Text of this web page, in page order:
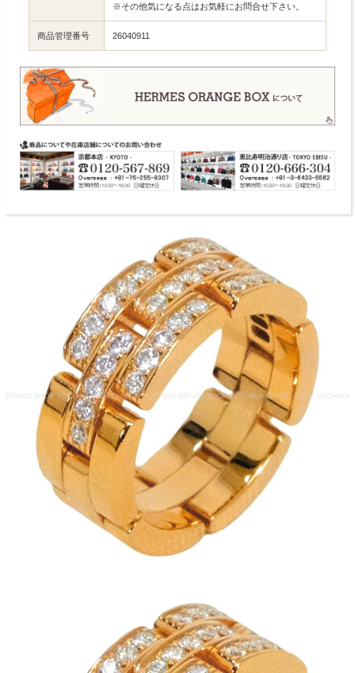
※その他気になる点はお気軽にお問合せ下さい。
商品管理番号 26040911